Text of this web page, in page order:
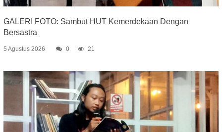
GALERI FOTO: Sambut HUT Kemerdekaan Dengan
Bersastra
5 Agustus 2026 0 21